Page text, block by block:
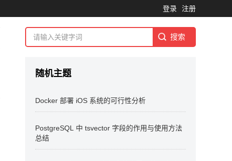
登录 注册
随机主题
Docker 部署 iOS 系统的可行性分析
PostgreSQL 中 tsvector 字段的作用与使用方法
总结